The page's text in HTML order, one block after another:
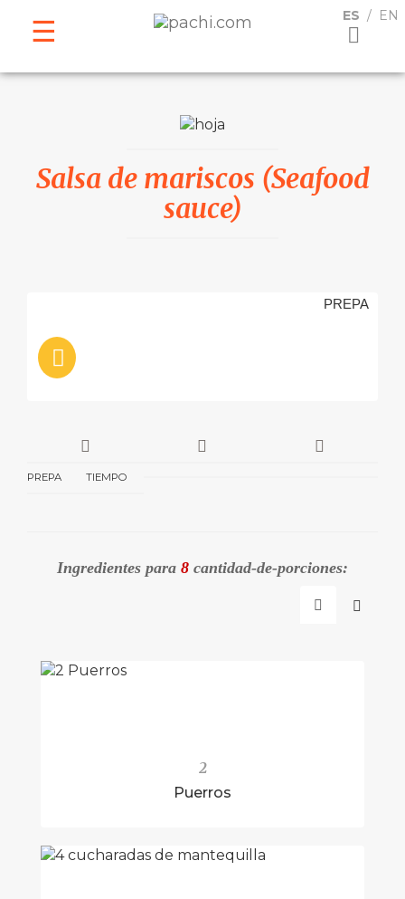
ES EN
ENGLISH
Salsa de mariscos (Seafood
sauce)
PREPA
PREPA TIEMPO
Ingredientes para 8 cantidad-de-porciones:
2
Puerros